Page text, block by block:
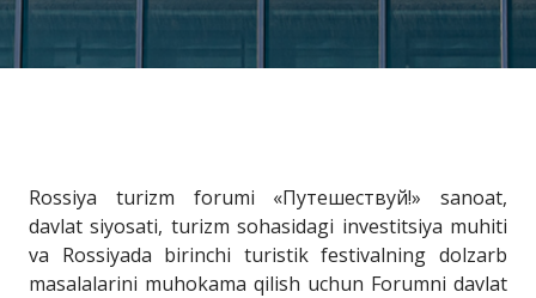
Rossiya turizm forumi «Путешествуй!» sanoat,
davlat siyosati, turizm sohasidagi investitsiya muhiti
va Rossiyada birinchi turistik festivalning dolzarb
masalalarini muhokama qilish uchun Forumni davlat